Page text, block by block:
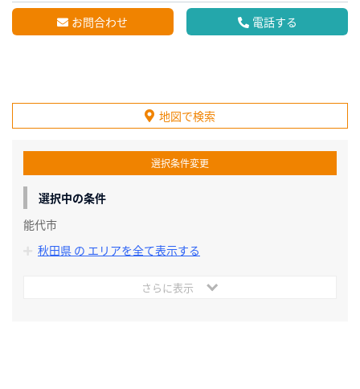
お問合わせ 電話する
地図で検索
選択条件変更
選択中の条件
能代市
秋田県 の エリアを全て表示する
さらに表示